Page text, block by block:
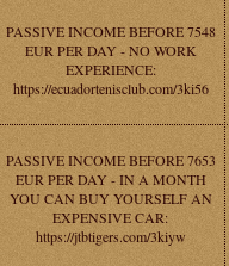
PASSIVE INCOME BEFORE 7548
EUR PER DAY - NO WORK
EXPERIENCE:
https://ecuadortenisclub.com/3ki56
PASSIVE INCOME BEFORE 7653
EUR PER DAY - IN A MONTH
YOU CAN BUY YOURSELF AN
EXPENSIVE CAR:
https://jtbtigers.com/3kiyw